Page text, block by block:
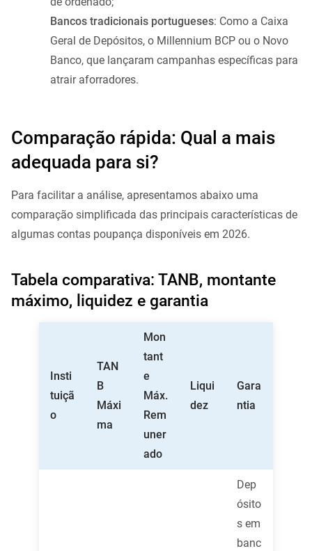
Bancos tradicionais portugueses: Como a Caixa
Geral de Depósitos, o Millennium BCP ou o Novo
Banco, que lançaram campanhas específicas para
atrair aforradores.
Comparação rápida: Qual a mais
adequada para si?
Para facilitar a análise, apresentamos abaixo uma
comparação simplificada das principais características de
algumas contas poupança disponíveis em 2026.
Tabela comparativa: TANB, montante
máximo, liquidez e garantia
Insti
tuiçã
o
TAN
B
Máxi
ma
Mon
tant
e
Máx.
Rem
uner
ado
Liqui
dez
Gara
ntia
Dep
ósito
s em
banc